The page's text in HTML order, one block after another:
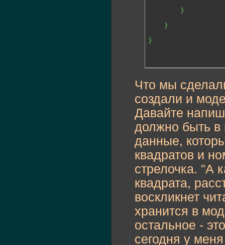
}
}
}
Что мы
создали и
Давайте
должно быть
данные,
квадратов и
стрелочка. "А
квадрата,
воскликнет
хранится в
остальное -
сегодня у